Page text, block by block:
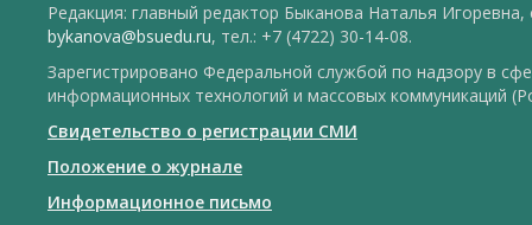
Редакция: главный редактор Быканова Наталья Игоревна,
bykanova@bsuedu.ru, тел.: +7 (4722) 30-14-08.
Зарегистрировано Федеральной службой по надзору в
информационных технологий и массовых коммуникаций
Свидетельство о регистрации СМИ
Положение о журнале
Информационное письмо